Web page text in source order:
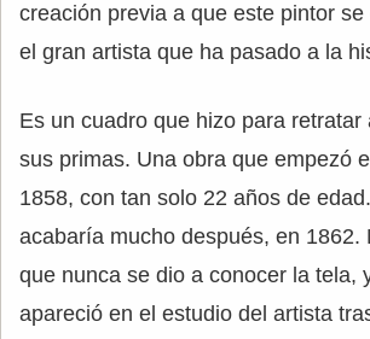
creación previa a que este pintor
el gran artista que ha pasado a la
Es un cuadro que hizo para retratar
sus primas. Una obra que empezó
1858, con tan solo 22 años de
acabaría mucho después, en 1862.
que nunca se dio a conocer la tela,
apareció en el estudio del artista